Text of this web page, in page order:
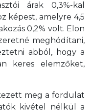
árak 0,3%-kal
képest, amelyre 4,5
0,2% volt. Elon
meghódítani,
abból, hogy a
keres elemzőket,
meg a fordulat
kivétel nélkül a